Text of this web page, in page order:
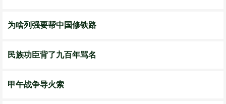
为啥列强要帮中国修铁路
民族功臣背了九百年骂名
甲午战争导火索